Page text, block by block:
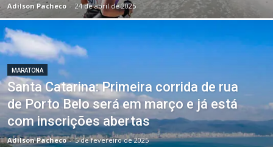
Adilson Pacheco - 24 de abril de 2025
MARATONA
Santa Catarina: Primeira corrida de rua
de Porto Belo será em março e já está
com inscrições abertas
Adilson Pacheco - 5 de fevereiro de 2025